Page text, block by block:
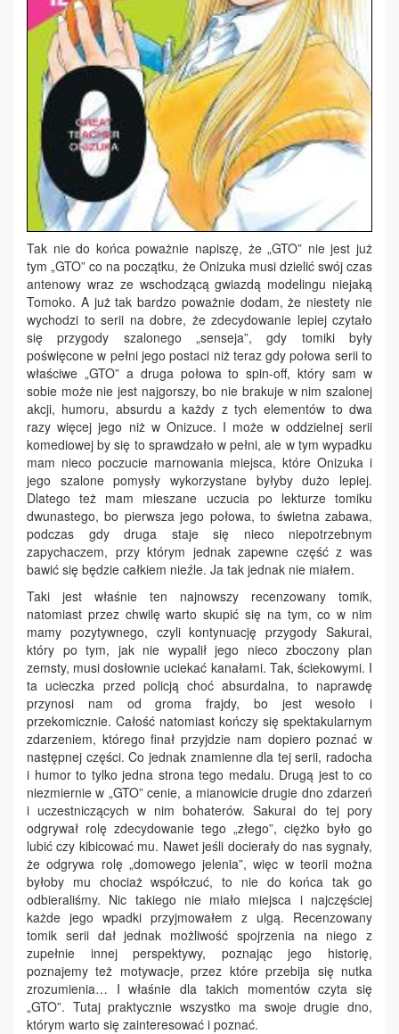
Tak nie do końca poważnie napiszę, że „GTO” nie jest już
tym „GTO” co na początku, że Onizuka musi dzielić swój czas
antenowy wraz ze wschodzącą gwiazdą modelingu niejaką
Tomoko. A już tak bardzo poważnie dodam, że niestety nie
wychodzi to serii na dobre, że zdecydowanie lepiej czytało
się przygody szalonego „senseja”, gdy tomiki były
poświęcone w pełni jego postaci niż teraz gdy połowa serii to
właściwe „GTO” a druga połowa to spin-off, który sam w
sobie może nie jest najgorszy, bo nie brakuje w nim szalonej
akcji, humoru, absurdu a każdy z tych elementów to dwa
razy więcej jego niż w Onizuce. I może w oddzielnej serii
komediowej by się to sprawdzało w pełni, ale w tym wypadku
mam nieco poczucie marnowania miejsca, które Onizuka i
jego szalone pomysły wykorzystane byłyby dużo lepiej.
Dlatego też mam mieszane uczucia po lekturze tomiku
dwunastego, bo pierwsza jego połowa, to świetna zabawa,
podczas gdy druga staje się nieco niepotrzebnym
zapychaczem, przy którym jednak zapewne część z was
bawić się będzie całkiem nieźle. Ja tak jednak nie miałem.
Taki jest właśnie ten najnowszy recenzowany tomik,
natomiast przez chwilę warto skupić się na tym, co w nim
mamy pozytywnego, czyli kontynuację przygody Sakurai,
który po tym, jak nie wypalił jego nieco zboczony plan
zemsty, musi dosłownie uciekać kanałami. Tak, ściekowymi. I
ta ucieczka przed policją choć absurdalna, to naprawdę
przynosi nam od groma frajdy, bo jest wesoło i
przekomicznie. Całość natomiast kończy się spektakularnym
zdarzeniem, którego finał przyjdzie nam dopiero poznać w
następnej części. Co jednak znamienne dla tej serii, radocha
i humor to tylko jedna strona tego medalu. Drugą jest to co
niezmiernie w „GTO” cenie, a mianowicie drugie dno zdarzeń
i uczestniczących w nim bohaterów. Sakurai do tej pory
odgrywał rolę zdecydowanie tego „złego”, ciężko było go
lubić czy kibicować mu. Nawet jeśli docierały do nas sygnały,
że odgrywa rolę „domowego jelenia”, więc w teorii można
byłoby mu chociaż współczuć, to nie do końca tak go
odbieraliśmy. Nic takiego nie miało miejsca i najczęściej
każde jego wpadki przyjmowałem z ulgą. Recenzowany
tomik serii dał jednak możliwość spojrzenia na niego z
zupełnie innej perspektywy, poznając jego historię,
poznajemy też motywacje, przez które przebija się nutka
zrozumienia… I właśnie dla takich momentów czyta się
„GTO”. Tutaj praktycznie wszystko ma swoje drugie dno,
którym warto się zainteresować i poznać.